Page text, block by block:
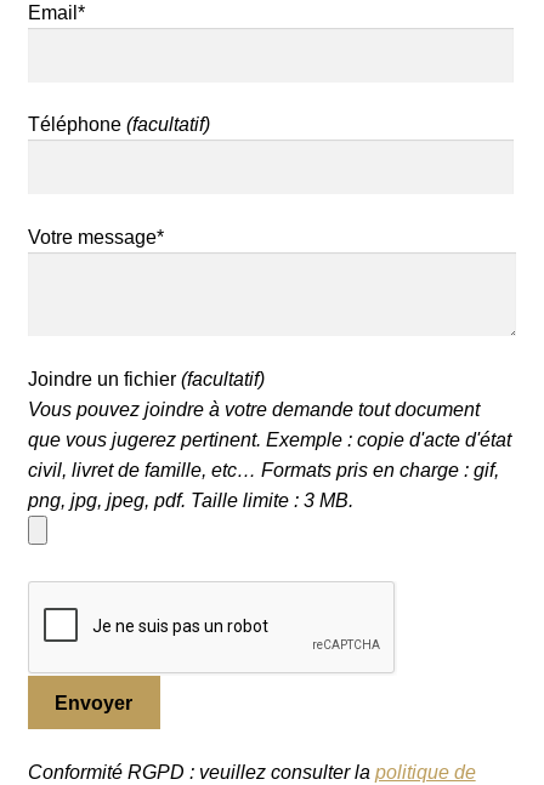
Email*
Téléphone (facultatif)
Votre message*
Joindre un fichier (facultatif)
Vous pouvez joindre à votre demande tout document
que vous jugerez pertinent. Exemple : copie d'acte d'état
civil, livret de famille, etc… Formats pris en charge : gif,
png, jpg, jpeg, pdf. Taille limite : 3 MB.
Conformité RGPD : veuillez consulter la politique de